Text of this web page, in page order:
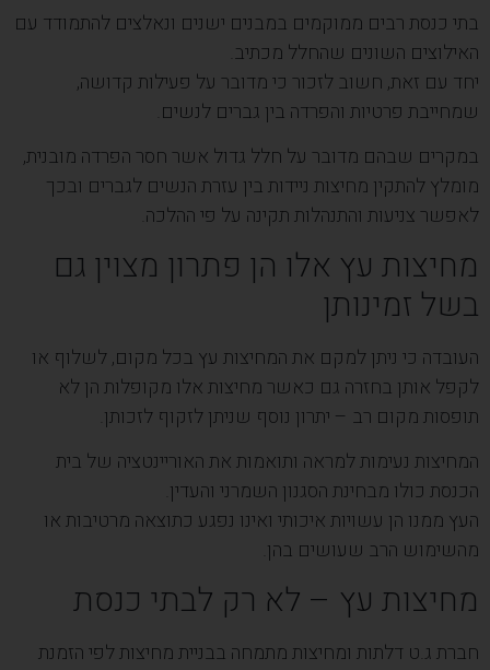
בתי כנסת רבים ממוקמים במבנים ישנים ונאלצים להתמודד עם
האילוצים השונים שהחלל מכתיב.
יחד עם זאת, חשוב לזכור כי מדובר על פעילות קדושה,
שמחייבת פרטיות והפרדה בין גברים לנשים.
במקרים שבהם מדובר על חלל גדול אשר חסר הפרדה מובנית,
מומלץ להתקין מחיצות ניידות בין עזרת הנשים לגברים ובכך
לאפשר צניעות והתנהלות תקינה על פי ההלכה.
מחיצות עץ אלו הן פתרון מצוין גם
בשל זמינותן
העובדה כי ניתן למקם את המחיצות עץ בכל מקום, לשלוף או
לקפל אותן בחזרה גם כאשר מחיצות אלו מקופלות הן לא
תופסות מקום רב – יתרון נוסף שניתן לזקוף לזכותן.
המחיצות נעימות למראה ותואמות את האוריינטציה של בית
הכנסת כולו מבחינת הסגנון השמרני והעדין.
העץ ממנו הן עשויות איכותי ואינו נפגע כתוצאה מרטיבות או
מהשימוש הרב שעושים בהן.
מחיצות עץ – לא רק לבתי כנסת
חברת ג.ט דלתות ומחיצות מתמחה בבניית מחיצות לפי הזמנת